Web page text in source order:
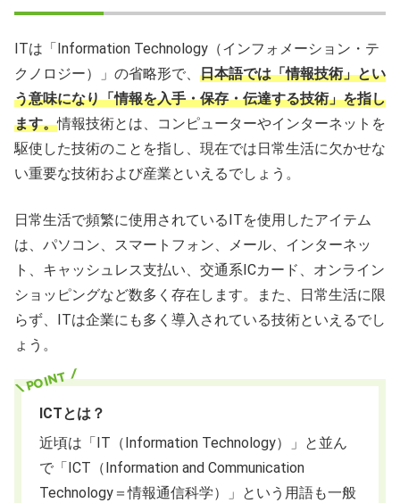
IT業界へ未経験から就職・転職を成功させる3つの方法
ITは「Information Technology（インフォメーション・テ
クノロジー）」の省略形で、 日本語では「情報技術」とい
う意味になり「情報を入手・保存・伝達する技術」を指し
ます。情報技術とは、コンピューターやインターネットを
駆使した技術のことを指し、現在では日常生活に欠かせな
い重要な技術および産業といえるでしょう。
日常生活で頻繁に使用されているITを使用したアイテム
は、パソコン、スマートフォン、メール、インターネッ
ト、キャッシュレス支払い、交通系ICカード、オンライン
ショッピングなど数多く存在します。また、日常生活に限
らず、ITは企業にも多く導入されている技術といえるでし
ょう。
ICTとは？
近頃は「IT（Information Technology）」と並ん
で「ICT（Information and Communication
Technology＝情報通信科学）」という用語も一般